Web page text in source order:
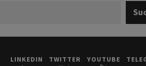
LINKEDIN TWITTER YOUTUBE